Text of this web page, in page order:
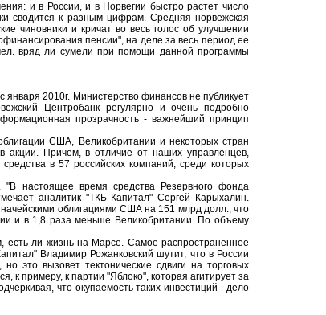
и в России, и в Норвегии быстро растет число
сводится к разным цифрам. Средняя норвежская
чиновники и кричат во весь голос об улучшении
пенсии", на деле за весь период ее
вряд ли сумели при помощи данной программы
января 2010г. Министерство финансов не публикует
Центробанк регулярно и очень подробно
прозрачность - важнейший принцип
США, Великобритании и некоторых стран
акции. Причем, в отличие от наших управленцев,
в 57 российских компаний, среди которых
настоящее время средства Резервного фонда
аналитик "ТКБ Капитал" Сергей Карыхалин.
облигациями США на 151 млрд долл., что
и в 1,8 раза меньше Великобритании. По объему
ли жизнь на Марсе. Самое распространенное
Владимир Рожанковский шутит, что в России
это вызовет тектонические сдвиги на торговых
к примеру, к партии "Яблоко", которая агитирует за
что окупаемость таких инвестиций - дело